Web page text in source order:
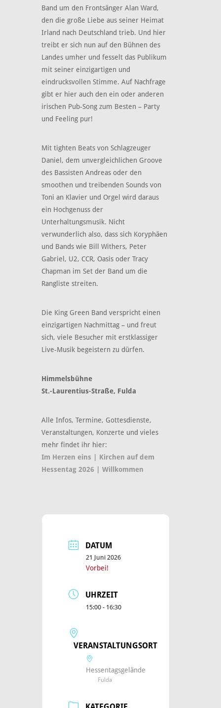
Band um den Frontsänger Alan Ward,
den die große Liebe aus seiner Heimat
Irland nach Deutschland trieb. Und hier
treibt er sich nun auf den Bühnen des
Landes umher und fesselt das Publikum
mit seiner einzigartigen und
eindrucksvollen Stimme. Auf Nachfrage
gibt er hier auch den ein oder anderen
irischen Pub-Song zum Besten – Party
und Feeling pur!
Mit tighten Beats von Schlagzeuger
Daniel, dem unvergleichlichen Groove
des Bassisten Andreas oder den
smoothen und treibenden Sounds von
Toni an Klavier und Orgel wird daraus
ein Hochgenuss der
Unterhaltungsmusik. Nicht
verwunderlich also, dass sich Koryphäen
und Bands wie Bill Withers, Peter
Gabriel, U2, CCR, Oasis oder Tracy
Chapman im Set der Band um die
Rangliste streiten.
Die King Green Band verspricht einen
einzigartigen Nachmittag – und freut
sich, viele Besucher mit erstklassiger
Live-Musik begeistern zu dürfen.
Himmelsbühne
St.-Laurentius-Straße, Fulda
Alle Infos, Termine, Gottesdienste,
Veranstaltungen, Konzerte und vieles
mehr findet ihr hier:
Im Herzen eins | Kirchen auf dem
Hessentag 2026 | Willkommen
DATUM
21 Juni 2026
Vorbei!
UHRZEIT
15:00 - 16:30
VERANSTALTUNGSORT
Hessentagsgelände
Fulda